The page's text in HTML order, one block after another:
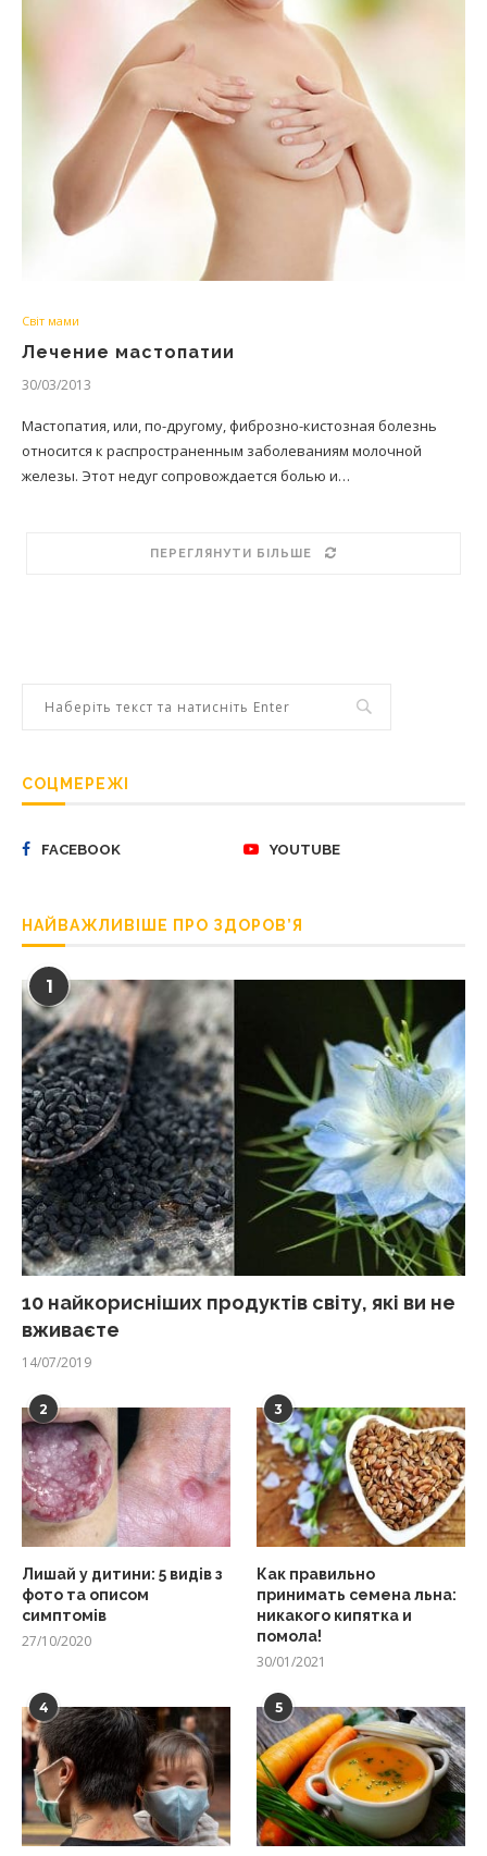
Світ мами
Лечение мастопатии
30/03/2013
Мастопатия, или, по-другому, фиброзно-кистозная болезнь
относится к распространенным заболеваниям молочной
железы. Этот недуг сопровождается болью и…
ПЕРЕГЛЯНУТИ БІЛЬШЕ
СОЦМЕРЕЖІ
FACEBOOK YOUTUBE
НАЙВАЖЛИВІШЕ ПРО ЗДОРОВ’Я
1
10 найкорисніших продуктів світу, які ви не
вживаєте
14/07/2019
2
Лишай у дитини: 5 видів з
фото та описом
симптомів
27/10/2020
3
Как правильно
принимать семена льна:
никакого кипятка и
помола!
30/01/2021
4 5